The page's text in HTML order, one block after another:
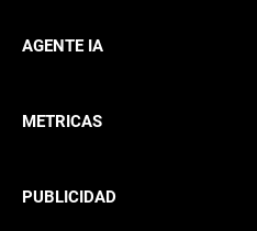
AGENTE IA
METRICAS
PUBLICIDAD